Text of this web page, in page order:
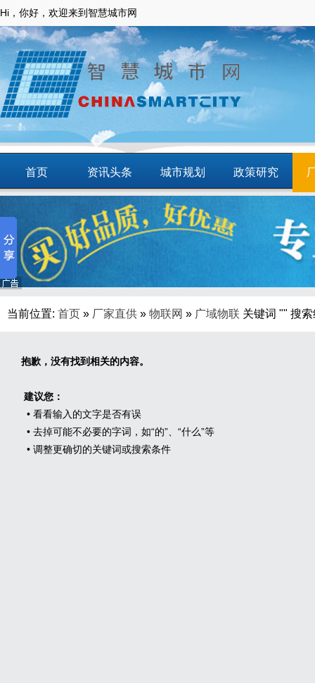
Hi，你好，欢迎来到智慧城市网
首页 资讯头条 城市规划 政策研究
智慧应用 商圈
当前位置: 首页 » 厂家直供 » 物联网 » 广域物联 关键词 "" 搜
抱歉，没有找到相关的内容。
建议您：
• 看看输入的文字是否有误
• 去掉可能不必要的字词，如“的”、“什么”等
• 调整更确切的关键词或搜索条件